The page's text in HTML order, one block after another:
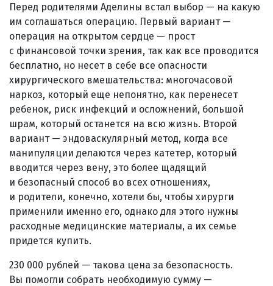
Перед родителями Аделины встал выбор — на какую
им соглашаться операцию. Первый вариант —
операция на открытом сердце — прост
с финансовой точки зрения, так как все проводится
бесплатно, но несет в себе все опасности
хирургического вмешательства: многочасовой
наркоз, который еще непонятно, как перенесет
ребенок, риск инфекций и осложнений, большой
шрам, который останется на всю жизнь. Второй
вариант — эндоваскулярный метод, когда все
манипуляции делаются через катетер, который
вводится через вену, это более щадящий
и безопасный способ во всех отношениях,
и родители, конечно, хотели бы, чтобы хирурги
применили именно его, однако для этого нужны
расходные медицинские материалы, а их семье
придется купить.
230 000 рублей — такова цена за безопасность.
Вы помогли собрать необходимую сумму —